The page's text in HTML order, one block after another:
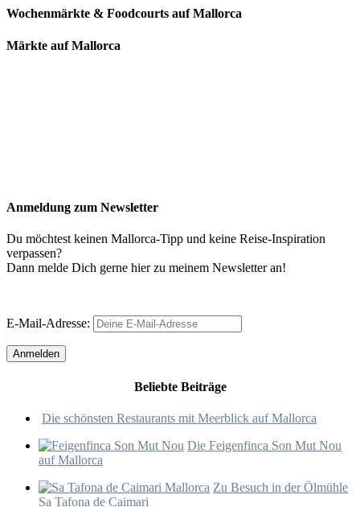
Wochenmärkte & Foodcourts auf Mallorca
Märkte auf Mallorca
Anmeldung zum Newsletter
Du möchtest keinen Mallorca-Tipp und keine Reise-Inspiration
verpassen?
Dann melde Dich gerne hier zu meinem Newsletter an!
E-Mail-Adresse:
Beliebte Beiträge
Die schönsten Restaurants mit Meerblick auf Mallorca
Die Feigenfinca Son Mut Nou
auf Mallorca
Zu Besuch in der Ölmühle
Sa Tafona de Caimari